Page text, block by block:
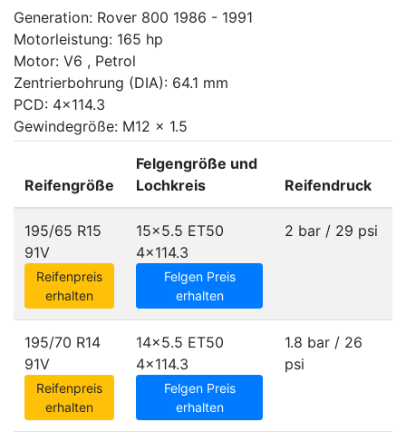
Generation: Rover 800 1986 - 1991
Motorleistung: 165 hp
Motor: V6 , Petrol
Zentrierbohrung (DIA): 64.1 mm
PCD: 4x114.3
Gewindegröße: M12 x 1.5
Reifengröße
Felgengröße und
Lochkreis
Reifendruck
195/65 R15
91V
Reifenpreis
erhalten
15x5.5 ET50
4x114.3
Felgen Preis
erhalten
2 bar / 29 psi
195/70 R14
91V
Reifenpreis
erhalten
14x5.5 ET50
4x114.3
Felgen Preis
erhalten
1.8 bar / 26
psi